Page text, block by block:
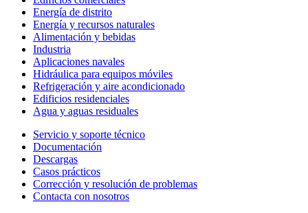
Energía de distrito
Energía y recursos naturales
Alimentación y bebidas
Industria
Aplicaciones navales
Hidráulica para equipos móviles
Refrigeración y aire acondicionado
Edificios residenciales
Agua y aguas residuales
Servicio y soporte técnico
Documentación
Descargas
Casos prácticos
Corrección y resolución de problemas
Contacta con nosotros